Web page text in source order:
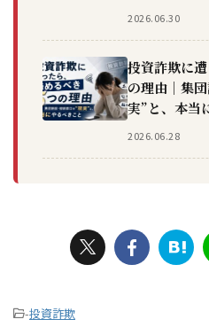
2026.06.30
投資詐欺に
の理由｜集
実”と、本当
2026.06.28
-投資詐欺